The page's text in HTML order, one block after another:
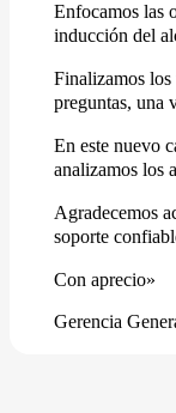
Enfocamos las
inducción del
Finalizamos los
preguntas, una
En este nuevo
analizamos los
Agradecemos
soporte
Con aprecio»
Gerencia